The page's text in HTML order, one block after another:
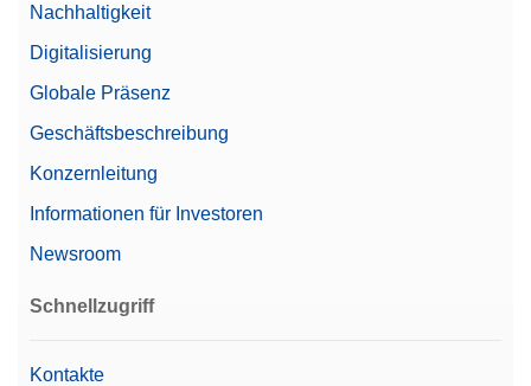
Nachhaltigkeit
Digitalisierung
Globale Präsenz
Geschäftsbeschreibung
Konzernleitung
Informationen für Investoren
Newsroom
Schnellzugriff
Kontakte